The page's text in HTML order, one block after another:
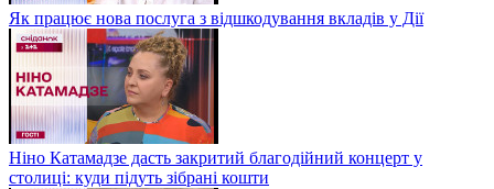
Як працює нова послуга з відшкодування вкладів у Дії
Ніно Катамадзе дасть закритий благодійний концерт у
столиці: куди підуть зібрані кошти